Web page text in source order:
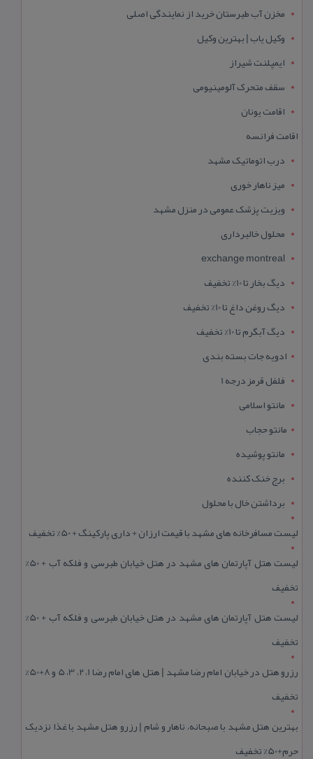
مخزن آب طبرستان خرید از نمایندگی اصلی
وکیل یاب | بهترین وکیل
ایمپلنت شیراز
سقف متحرک آلومینیومی
اقامت یونان
اقامت فرانسه
درب اتوماتیک مشهد
میز ناهار خوری
ویزیت پزشک عمومی در منزل مشهد
محلول خالبرداری
exchange montreal
دیگ بخار تا 10% تخفیف
دیگ روغن داغ تا 10% تخفیف
دیگ آبگرم تا 10% تخفیف
ادویه جات بسته بندی
فلفل قرمز درجه 1
مانتو اسلامی
مانتو حجاب
مانتو پوشیده
برج خنک کننده
برداشتن خال با محلول
لیست مسافرخانه های مشهد با قیمت ارزان + داری پارکینگ + 50% تخفیف
لیست هتل آپارتمان های مشهد در هتل خیابان طبرسی و فلکه آب + 50%
تخفیف
لیست هتل آپارتمان های مشهد در هتل خیابان طبرسی و فلکه آب + 50%
تخفیف
رزرو هتل در خیابان امام رضا مشهد | هتل‌ های امام رضا 1، 2، 3، 5 و 8+50%
تخفیف
بهترین هتل مشهد با صبحانه، ناهار و شام | رزرو هتل مشهد با غذا نزدیک
حرم+50% تخفیف